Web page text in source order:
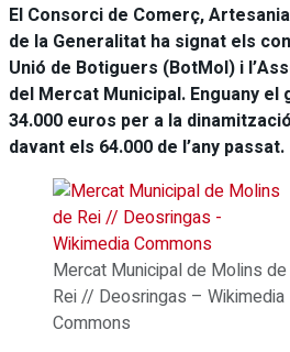
El Consorci de Comerç,
de la Generalitat ha signat els
Unió de Botiguers (BotMol) i
del Mercat Municipal. Enguany
34.000 euros per a la
davant els 64.000 de l’any passat.
Mercat Municipal de Molins de
Rei // Deosringas – Wikimedia
Commons